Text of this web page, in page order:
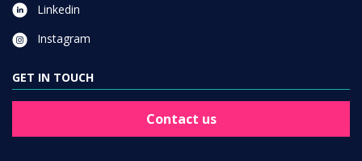
Linkedin
Instagram
GET IN TOUCH
Contact us